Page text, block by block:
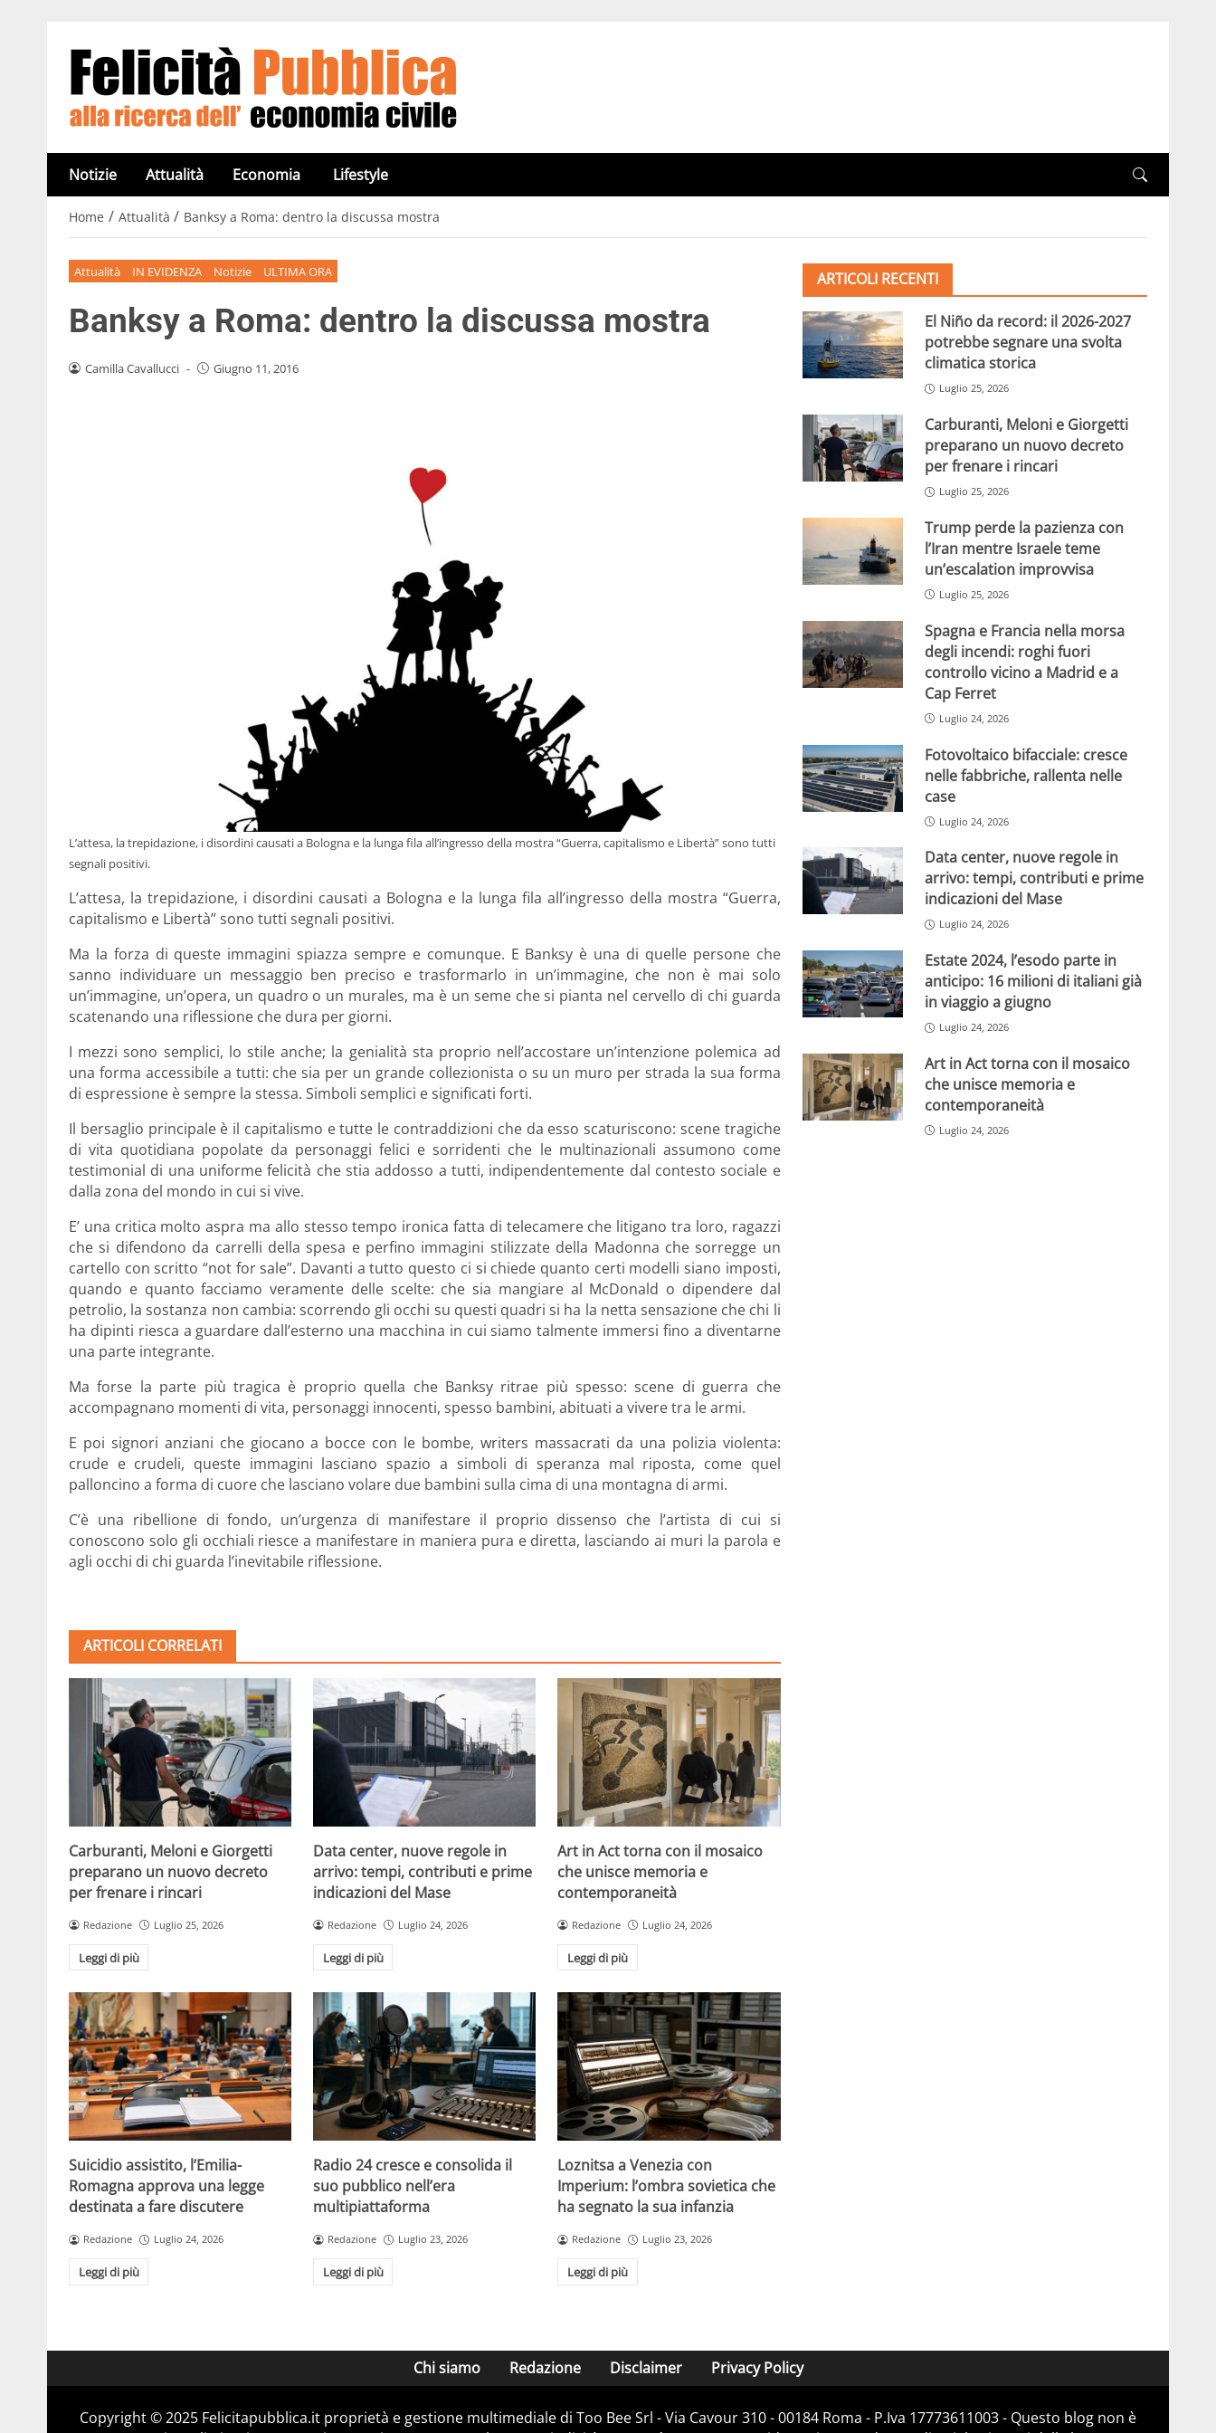
Notizie Attualità Economia Lifestyle
Home / Attualità / Banksy a Roma: dentro la discussa mostra
Attualità IN EVIDENZA Notizie ULTIMA ORA
Banksy a Roma: dentro la discussa mostra
Camilla Cavallucci - Giugno 11, 2016
L’attesa, la trepidazione, i disordini causati a Bologna e la lunga fila all’ingresso della mostra “Guerra, capitalismo e Libertà” sono tutti
segnali positivi.
L’attesa, la trepidazione, i disordini causati a Bologna e la lunga fila all’ingresso della mostra “Guerra,
capitalismo e Libertà” sono tutti segnali positivi.
Ma la forza di queste immagini spiazza sempre e comunque. E Banksy è una di quelle persone che
sanno individuare un messaggio ben preciso e trasformarlo in un’immagine, che non è mai solo
un’immagine, un’opera, un quadro o un murales, ma è un seme che si pianta nel cervello di chi guarda
scatenando una riflessione che dura per giorni.
I mezzi sono semplici, lo stile anche; la genialità sta proprio nell’accostare un’intenzione polemica ad
una forma accessibile a tutti: che sia per un grande collezionista o su un muro per strada la sua forma
di espressione è sempre la stessa. Simboli semplici e significati forti.
Il bersaglio principale è il capitalismo e tutte le contraddizioni che da esso scaturiscono: scene tragiche
di vita quotidiana popolate da personaggi felici e sorridenti che le multinazionali assumono come
testimonial di una uniforme felicità che stia addosso a tutti, indipendentemente dal contesto sociale e
dalla zona del mondo in cui si vive.
E’ una critica molto aspra ma allo stesso tempo ironica fatta di telecamere che litigano tra loro, ragazzi
che si difendono da carrelli della spesa e perfino immagini stilizzate della Madonna che sorregge un
cartello con scritto “not for sale”. Davanti a tutto questo ci si chiede quanto certi modelli siano imposti,
quando e quanto facciamo veramente delle scelte: che sia mangiare al McDonald o dipendere dal
petrolio, la sostanza non cambia: scorrendo gli occhi su questi quadri si ha la netta sensazione che chi li
ha dipinti riesca a guardare dall’esterno una macchina in cui siamo talmente immersi fino a diventarne
una parte integrante.
Ma forse la parte più tragica è proprio quella che Banksy ritrae più spesso: scene di guerra che
accompagnano momenti di vita, personaggi innocenti, spesso bambini, abituati a vivere tra le armi.
E poi signori anziani che giocano a bocce con le bombe, writers massacrati da una polizia violenta:
crude e crudeli, queste immagini lasciano spazio a simboli di speranza mal riposta, come quel
palloncino a forma di cuore che lasciano volare due bambini sulla cima di una montagna di armi.
C’è una ribellione di fondo, un’urgenza di manifestare il proprio dissenso che l’artista di cui si
conoscono solo gli occhiali riesce a manifestare in maniera pura e diretta, lasciando ai muri la parola e
agli occhi di chi guarda l’inevitabile riflessione.
ARTICOLI CORRELATI
Carburanti, Meloni e Giorgetti
preparano un nuovo decreto
per frenare i rincari
Redazione Luglio 25, 2026
Leggi di più
Data center, nuove regole in
arrivo: tempi, contributi e prime
indicazioni del Mase
Redazione Luglio 24, 2026
Leggi di più
Art in Act torna con il mosaico
che unisce memoria e
contemporaneità
Redazione Luglio 24, 2026
Leggi di più
Suicidio assistito, l’Emilia-
Romagna approva una legge
destinata a fare discutere
Redazione Luglio 24, 2026
Leggi di più
Radio 24 cresce e consolida il
suo pubblico nell’era
multipiattaforma
Redazione Luglio 23, 2026
Leggi di più
Loznitsa a Venezia con
Imperium: l’ombra sovietica che
ha segnato la sua infanzia
Redazione Luglio 23, 2026
Leggi di più
ARTICOLI RECENTI
El Niño da record: il 2026-2027
potrebbe segnare una svolta
climatica storica
Luglio 25, 2026
Carburanti, Meloni e Giorgetti
preparano un nuovo decreto
per frenare i rincari
Luglio 25, 2026
Trump perde la pazienza con
l’Iran mentre Israele teme
un’escalation improvvisa
Luglio 25, 2026
Spagna e Francia nella morsa
degli incendi: roghi fuori
controllo vicino a Madrid e a
Cap Ferret
Luglio 24, 2026
Fotovoltaico bifacciale: cresce
nelle fabbriche, rallenta nelle
case
Luglio 24, 2026
Data center, nuove regole in
arrivo: tempi, contributi e prime
indicazioni del Mase
Luglio 24, 2026
Estate 2024, l’esodo parte in
anticipo: 16 milioni di italiani già
in viaggio a giugno
Luglio 24, 2026
Art in Act torna con il mosaico
che unisce memoria e
contemporaneità
Luglio 24, 2026
Chi siamo Redazione Disclaimer Privacy Policy
Copyright © 2025 Felicitapubblica.it proprietà e gestione multimediale di Too Bee Srl - Via Cavour 310 - 00184 Roma - P.Iva 17773611003 - Questo blog non è